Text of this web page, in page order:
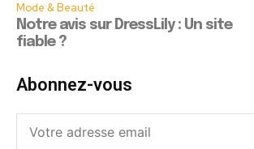
Mode & Beauté
Notre avis sur DressLily : Un site
fiable ?
Abonnez-vous